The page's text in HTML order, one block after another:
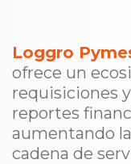
Loggro
ofrece un
requisiciones
reportes
aumentando
cadena de